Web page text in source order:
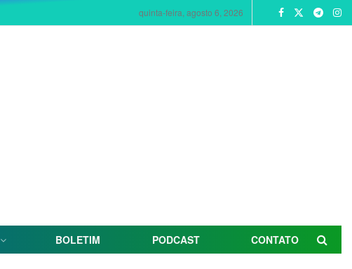
quinta-feira, agosto 6, 2026
BOLETIM PODCAST CONTATO